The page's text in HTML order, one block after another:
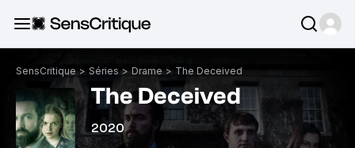
SensCritique > Séries > Drame > The Deceived
The Deceived
2020